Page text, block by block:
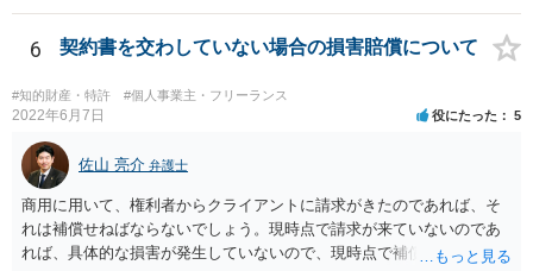
ための加工（一般にいう修理）は、商標権を侵害しません。 商標権者
は、その商品を売ったときに対価を回収しているので、商標権は用い
で、商標権者の預かり知らないところで、販売した商品から別の商品
（コピー品やリメイク品）が作りだされてしまうと、その商品が仮に
酷い品質であれば、商標権者のブランドイメージが傷ついてしまいま
すし、その証商標権者にクレームが来てしまいますので、商標権を侵
害します。その商品が流通すれば商標権（ロゴマーク等）に対する一
般消費者の信頼も害することになります。また、本来商標権者に入る
べき利益が入らないことになります。 修理だけではそのような問題は
生じません。
6 契約書を交わしていない場合の損害賠償について
#知的財産・特許 #個人事業主・フリーランス
2022年6月7日 役にたった 5
佐山 亮介 弁護士
商用に用いて、権利者からクライアントに請求がきたのであれば、そ
れは補償せねばならないでしょう。現時点で請求が来ていないのであ
れば、具体的な損害が発生していないので、現時点で補償の必要はあ